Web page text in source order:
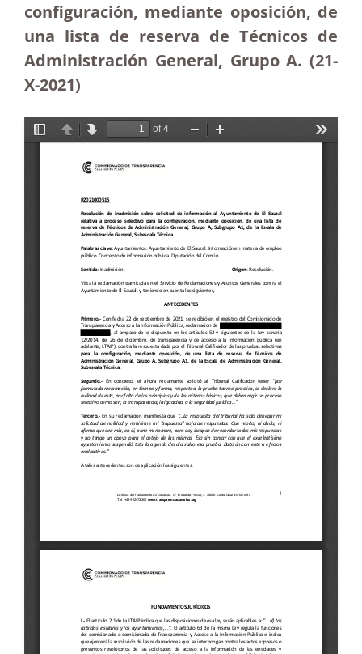
configuración, mediante oposición, de
una lista de reserva de Técnicos de
Administración General, Grupo A. (21-
X-2021)